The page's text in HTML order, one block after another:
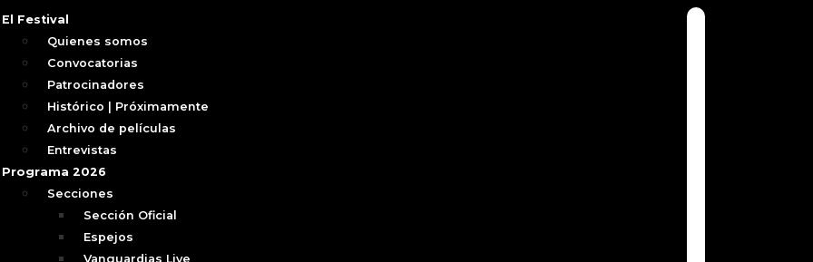
El Festival
Quienes somos
Convocatorias
Patrocinadores
Histórico | Próximamente
Archivo de películas
Entrevistas
Programa 2026
Secciones
Sección Oficial
Espejos
Vanguardias Live